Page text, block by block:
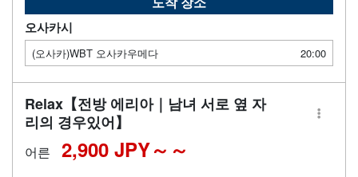
오사카시
(오사카)WBT 오사카우메다 20:00
Relax【전방 에리아｜남녀 서로 옆 자
리의 경우있어】
어른 2,900 JPY～